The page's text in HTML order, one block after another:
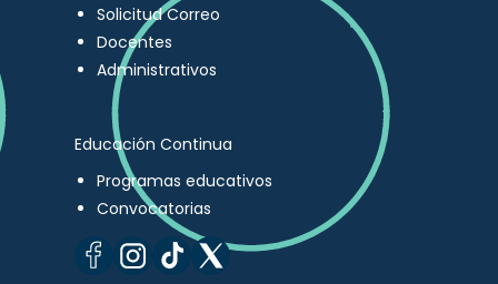
Solicitud Correo
Docentes
Administrativos
Educación Continua
Programas educativos
Convocatorias